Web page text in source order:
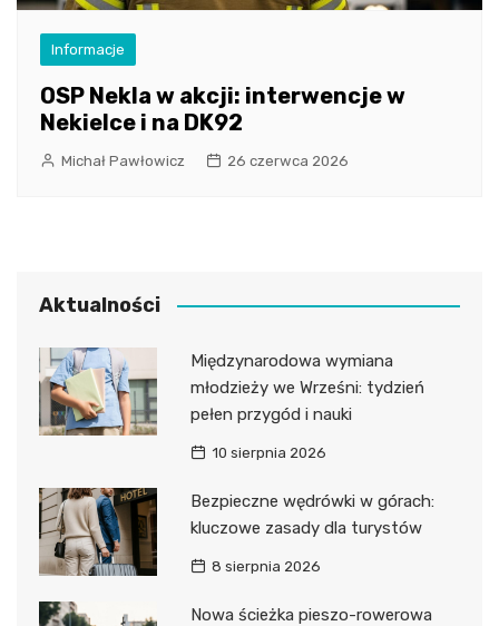
Informacje
OSP Nekla w akcji: interwencje w
Nekielce i na DK92
Michał Pawłowicz 26 czerwca 2026
Aktualności
Międzynarodowa wymiana
młodzieży we Wrześni: tydzień
pełen przygód i nauki
10 sierpnia 2026
Bezpieczne wędrówki w górach:
kluczowe zasady dla turystów
8 sierpnia 2026
Nowa ścieżka pieszo-rowerowa